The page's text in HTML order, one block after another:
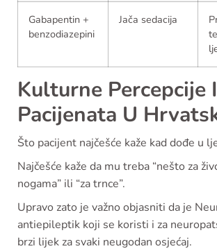
Gabapentin +
benzodiazepini
Jača sedacija
Kulturne Percepcije
Pacijenata U
Što pacijent najčešće kaže kad dođe u
Najčešće kaže da mu treba “nešto za
nogama” ili “za trnce”.
Upravo zato je važno objasniti da je
antiepileptik koji se koristi i za
brzi lijek za svaki neugodan osjećaj.